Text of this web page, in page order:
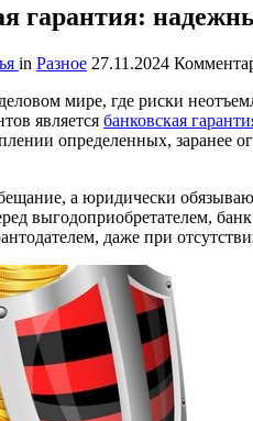
гарантия:
in Разное 27.11.2024
мире, где риски
является банковская
определенных, заранее
а юридически
выгодоприобретателем,
даже при